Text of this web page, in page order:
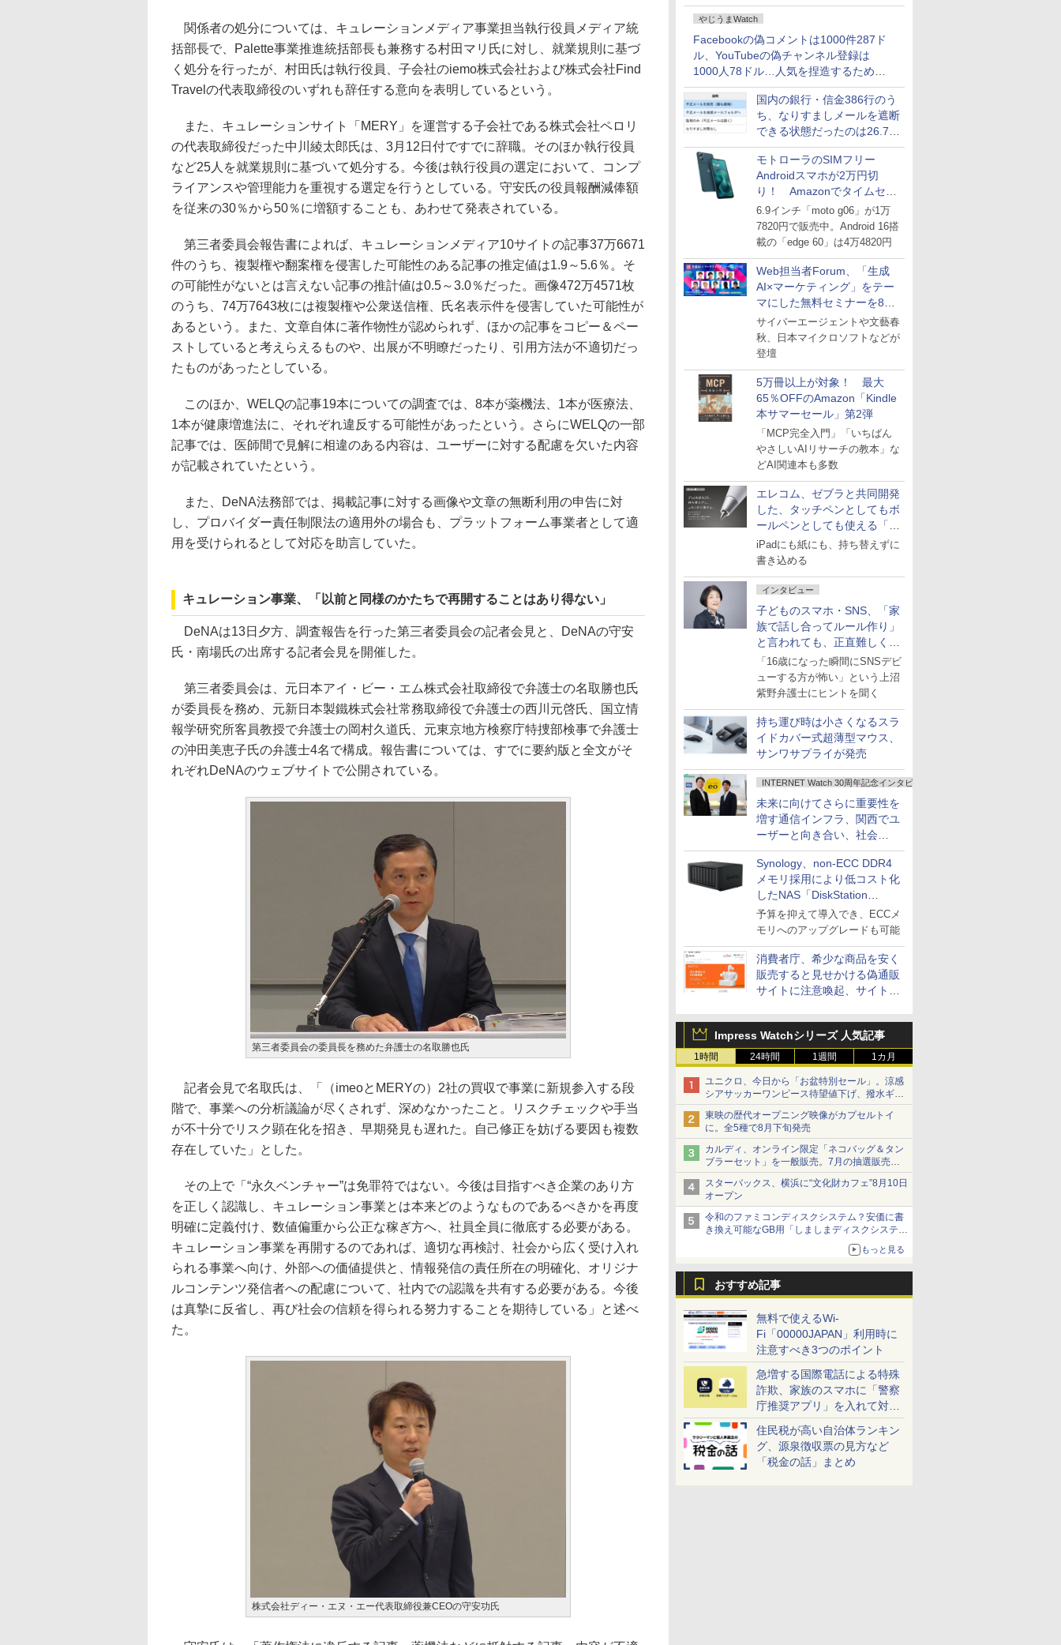
やじうまWatch
Facebookの偽コメントは1000件287ド
ル、YouTubeの偽チャンネル登録は
1000人78ドル…人気を捏造するための
価格リストが公開中
国内の銀行・信金386行のう
ち、なりすましメールを遮断
できる状態だったのは26.7％
にとどまる～GMOブランド
セキュリティ調査
モトローラのSIMフリー
Androidスマホが2万円切
り！ Amazonでタイムセー
ル
6.9インチ「moto g06」が1万
7820円で販売中。Android 16搭
載の「edge 60」は4万4820円
Web担当者Forum、「生成
AI×マーケティング」をテー
マにした無料セミナーを8月
27日にオンライン開催
サイバーエージェントや文藝春
秋、日本マイクロソフトなどが
登壇
5万冊以上が対象！ 最大
65％OFFのAmazon「Kindle
本サマーセール」第2弾
「MCP完全入門」「いちばん
やさしいAIリサーチの教本」な
どAI関連本も多数
エレコム、ゼブラと共同開発
した、タッチペンとしてもボ
ールペンとしても使える「ス
タイラスツーウェイ」発売
iPadにも紙にも、持ち替えずに
書き込める
インタビュー
子どものスマホ・SNS、「家
族で話し合ってルール作り」
と言われても、正直難しくな
いですか？
「16歳になった瞬間にSNSデビ
ューする方が怖い」という上沼
紫野弁護士にヒントを聞く
持ち運び時は小さくなるスラ
イドカバー式超薄型マウス、
サンワサプライが発売
INTERNET Watch 30周年記念インタビュー
未来に向けてさらに重要性を
増す通信インフラ、関西でユ
ーザーと向き合い、社会
の“あたらしい”を起動し続け
る～オプテージ
Synology、non-ECC DDR4
メモリ採用により低コスト化
したNAS「DiskStation
neo+」シリーズ
予算を抑えて導入でき、ECCメ
モリへのアップグレードも可能
消費者庁、希少な商品を安く
販売すると見せかける偽通販
サイトに注意喚起、サイト名
Impress Watchシリーズ 人気記事
1時間 24時間 1週間 1カ月
ユニクロ、今日から「お盆特別セール」。涼感
シアサッカーワンピース待望値下げ、撥水ギア
ショーツは1990円に
東映の歴代オープニング映像がカプセルトイ
に。全5種で8月下旬発売
カルディ、オンライン限定「ネコバッグ＆タン
ブラーセット」を一般販売。7月の抽選販売の
当選無効分
スターバックス、横浜に“文化財カフェ”8月10日
オープン
令和のファミコンディスクシステム？安価に書
き換え可能なGB用「しましまディスクシステ
もっと見る
おすすめ記事
無料で使えるWi-
Fi「00000JAPAN」利用時に
注意すべき3つのポイント
急増する国際電話による特殊
詐欺、家族のスマホに「警察
庁推奨アプリ」を入れて対策
しよう！
住民税が高い自治体ランキン
グ、源泉徴収票の見方など
「税金の話」まとめ
関係者の処分については、キュレーションメディア事業担当執行役員メディア統
括部長で、Palette事業推進統括部長も兼務する村田マリ氏に対し、就業規則に基づ
く処分を行ったが、村田氏は執行役員、子会社のiemo株式会社および株式会社Find
Travelの代表取締役のいずれも辞任する意向を表明しているという。
また、キュレーションサイト「MERY」を運営する子会社である株式会社ペロリ
の代表取締役だった中川綾太郎氏は、3月12日付ですでに辞職。そのほか執行役員
など25人を就業規則に基づいて処分する。今後は執行役員の選定において、コンプ
ライアンスや管理能力を重視する選定を行うとしている。守安氏の役員報酬減俸額
を従来の30％から50％に増額することも、あわせて発表されている。
第三者委員会報告書によれば、キュレーションメディア10サイトの記事37万6671
件のうち、複製権や翻案権を侵害した可能性のある記事の推定値は1.9～5.6％。そ
の可能性がないとは言えない記事の推計値は0.5～3.0％だった。画像472万4571枚
のうち、74万7643枚には複製権や公衆送信権、氏名表示件を侵害していた可能性が
あるという。また、文章自体に著作物性が認められず、ほかの記事をコピー＆ペー
ストしていると考えらえるものや、出展が不明瞭だったり、引用方法が不適切だっ
たものがあったとしている。
このほか、WELQの記事19本についての調査では、8本が薬機法、1本が医療法、
1本が健康増進法に、それぞれ違反する可能性があったという。さらにWELQの一部
記事では、医師間で見解に相違のある内容は、ユーザーに対する配慮を欠いた内容
が記載されていたという。
また、DeNA法務部では、掲載記事に対する画像や文章の無断利用の申告に対
し、プロバイダー責任制限法の適用外の場合も、プラットフォーム事業者として適
用を受けられるとして対応を助言していた。
キュレーション事業、「以前と同様のかたちで再開することはあり得ない」
DeNAは13日夕方、調査報告を行った第三者委員会の記者会見と、DeNAの守安
氏・南場氏の出席する記者会見を開催した。
第三者委員会は、元日本アイ・ビー・エム株式会社取締役で弁護士の名取勝也氏
が委員長を務め、元新日本製鐵株式会社常務取締役で弁護士の西川元啓氏、国立情
報学研究所客員教授で弁護士の岡村久道氏、元東京地方検察庁特捜部検事で弁護士
の沖田美恵子氏の弁護士4名で構成。報告書については、すでに要約版と全文がそ
れぞれDeNAのウェブサイトで公開されている。
第三者委員会の委員長を務めた弁護士の名取勝也氏
記者会見で名取氏は、「（imeoとMERYの）2社の買収で事業に新規参入する段
階で、事業への分析議論が尽くされず、深めなかったこと。リスクチェックや手当
が不十分でリスク顕在化を招き、早期発見も遅れた。自己修正を妨げる要因も複数
存在していた」とした。
その上で「“永久ベンチャー”は免罪符ではない。今後は目指すべき企業のあり方
を正しく認識し、キュレーション事業とは本来どのようなものであるべきかを再度
明確に定義付け、数値偏重から公正な稼ぎ方へ、社員全員に徹底する必要がある。
キュレーション事業を再開するのであれば、適切な再検討、社会から広く受け入れ
られる事業へ向け、外部への価値提供と、情報発信の責任所在の明確化、オリジナ
ルコンテンツ発信者への配慮について、社内での認識を共有する必要がある。今後
は真摯に反省し、再び社会の信頼を得られる努力することを期待している」と述べ
た。
株式会社ディー・エヌ・エー代表取締役兼CEOの守安功氏